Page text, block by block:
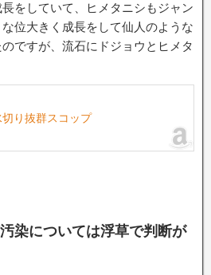
をしていて、ヒメタニシもジャン
位大きく成長をして仙人のような
ですが、流石にドジョウとヒメタ
り抜群スコップ
染については浮草で判断が